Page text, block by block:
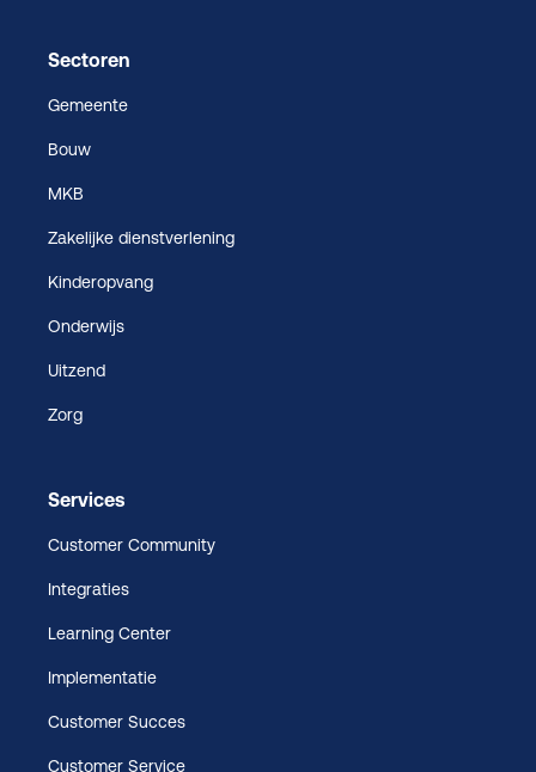
Sectoren
Gemeente
Bouw
MKB
Zakelijke dienstverlening
Kinderopvang
Onderwijs
Uitzend
Zorg
Services
Customer Community
Integraties
Learning Center
Implementatie
Customer Succes
Customer Service